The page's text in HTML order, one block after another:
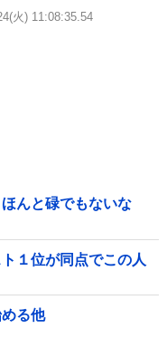
火) 11:08:35.54
んと碌でもないな
１位が同点でこの人
る他